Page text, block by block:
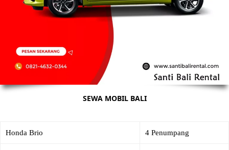
SEWA MOBIL BALI
Honda Brio 4 Penumpang